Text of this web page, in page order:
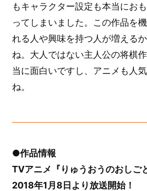
もキャラクター設定も本当にお
ってしまいました。この作品を
れる人や興味を持つ人が増える
ね。大人ではない主人公の将棋
当に面白いですし、アニメも人
ね。
●作品情報
TVアニメ『りゅうおうのおしご
2018年1月8日より放送開始！